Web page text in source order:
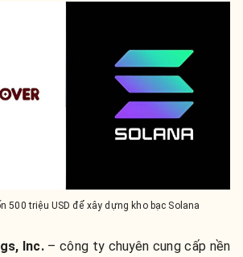
500 triệu USD để xây dựng kho bạc Solana
Inc. – công ty chuyên cung cấp nền